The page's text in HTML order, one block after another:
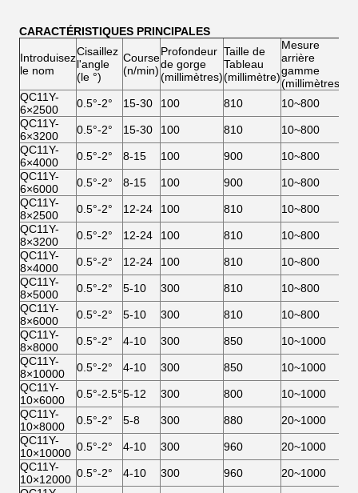
CARACTÉRISTIQUES PRINCIPALES
Introduisez
le nom
Cisaillez
l'angle
(le °)
Course
(n/min)
Profondeur
de gorge
(millimètres)
Taille de
Tableau
(millimètre)
Mesure
arrière
gamme
(millimètres)
QC11Y-
6×2500
0.5°-2° 15-30 100 810 10~800
QC11Y-
6×3200
0.5°-2° 15-30 100 810 10~800
QC11Y-
6×4000
0.5°-2° 8-15 100 900 10~800
QC11Y-
6×6000
0.5°-2° 8-15 100 900 10~800
QC11Y-
8×2500
0.5°-2° 12-24 100 810 10~800
QC11Y-
8×3200
0.5°-2° 12-24 100 810 10~800
QC11Y-
8×4000
0.5°-2° 12-24 100 810 10~800
QC11Y-
8×5000
0.5°-2° 5-10 300 810 10~800
QC11Y-
8×6000
0.5°-2° 5-10 300 810 10~800
QC11Y-
8×8000
0.5°-2° 4-10 300 850 10~1000
QC11Y-
8×10000
0.5°-2° 4-10 300 850 10~1000
QC11Y-
10×6000
0.5°-2.5°5-12 300 800 10~1000
QC11Y-
10×8000
0.5°-2° 5-8 300 880 20~1000
QC11Y-
10×10000 0.5°-2° 4-10 300 960 20~1000
QC11Y-
10×12000 0.5°-2° 4-10 300 960 20~1000